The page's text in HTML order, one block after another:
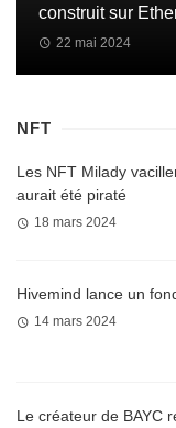
construit sur
22 mai 2024
NFT
Les NFT Milady
aurait été piraté
18 mars 2024
Hivemind lance un
14 mars 2024
Le créateur de BAYC